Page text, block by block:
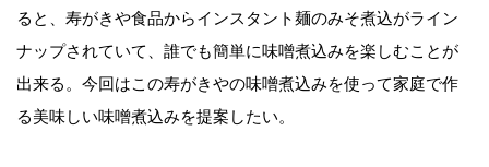
ると、寿がきや食品からインスタント麺のみそ煮込がライン
ナップされていて、誰でも簡単に味噌煮込みを楽しむことが
出来る。今回はこの寿がきやの味噌煮込みを使って家庭で作
る美味しい味噌煮込みを提案したい。